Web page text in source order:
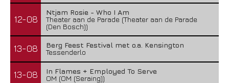
12-08
Ntjam Rosie - Who I Am
Theater aan de Parade (Theater aan de Parade
(Den Bosch))
13-08
Berg Feest Festival met o.a. Kensington
Tessenderlo
13-08
In Flames + Employed To Serve
OM (OM (Seraing))